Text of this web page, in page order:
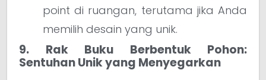
point di ruangan, terutama jika Anda
memilih desain yang unik.
9. Rak Buku Berbentuk Pohon:
Sentuhan Unik yang Menyegarkan